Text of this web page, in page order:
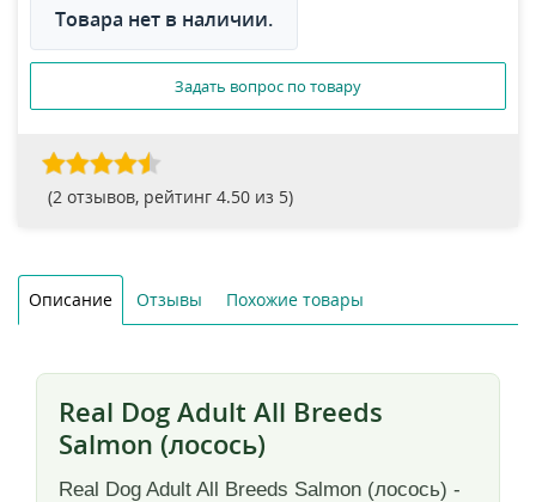
Товара нет в наличии.
Задать вопрос по товару
(2 отзывов, рейтинг 4.50 из 5)
Описание Отзывы Похожие товары
Real Dog Adult All Breeds
Salmon (лосось)
Real Dog Adult All Breeds Salmon (лосось) -